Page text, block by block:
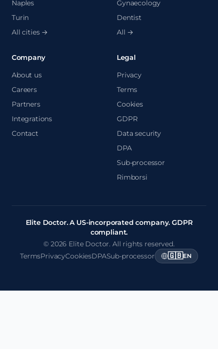
Naples
Turin
All cities →
Gynaecology
Dentist
All →
Company
About us
Careers
Partners
Integrations
Contact
Legal
Privacy
Terms
Cookies
GDPR
Data security
DPA
Sub-processor
Rimborsi
Elite Doctor. A US-incorporated company. GDPR
compliant.
© 2026 Elite Doctor. All rights reserved.
TermsPrivacyCookiesDPASub-processor 🇬🇧EN